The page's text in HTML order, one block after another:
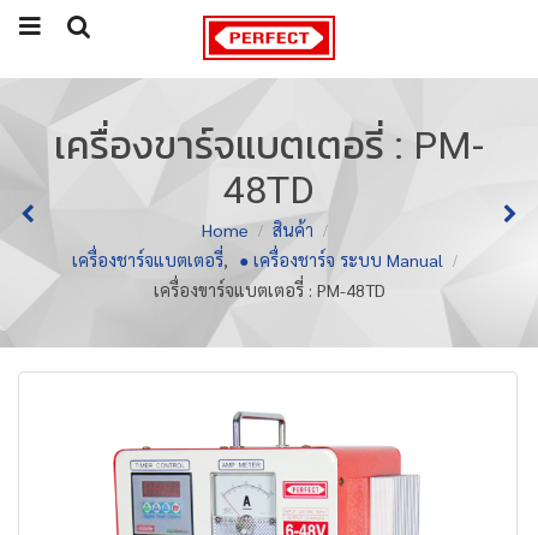
เครื่องขาร์จแบตเตอรี่ : PM-
48TD
Home
สินค้า
เครื่องชาร์จแบตเตอรี่,
● เครื่องชาร์จ ระบบ Manual
เครื่องขาร์จแบตเตอรี่ : PM-48TD